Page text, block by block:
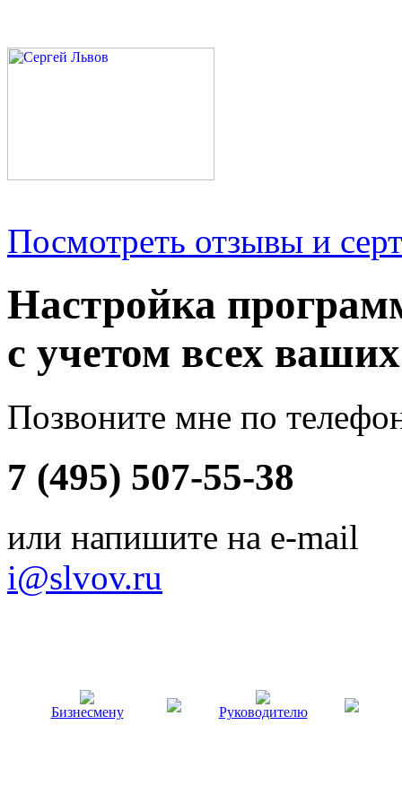
Посмотреть отзывы и
Настройка
с учетом всех
Позвоните мне по
7 (495) 507-55-38
или напишите на e-mail
i@slvov.ru
Бизнесмену Руководителю